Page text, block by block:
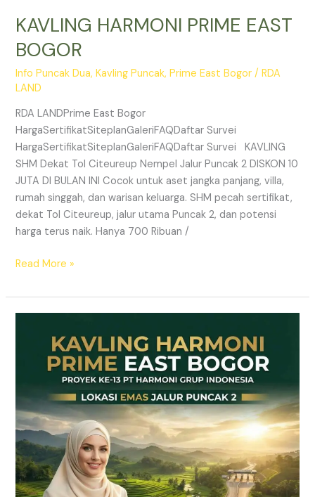
KAVLING HARMONI PRIME EAST
BOGOR
Info Puncak Dua,Kavling Puncak,Prime East Bogor /RDA
LAND
RDA LANDPrime East Bogor
HargaSertifikatSiteplanGaleriFAQDaftar Survei
HargaSertifikatSiteplanGaleriFAQDaftar Survei KAVLING
SHM Dekat Tol Citeureup Nempel Jalur Puncak 2 DISKON 10
JUTA DI BULAN INI Cocok untuk aset jangka panjang, villa,
rumah singgah, dan warisan keluarga. SHM pecah sertifikat,
dekat Tol Citeureup, jalur utama Puncak 2, dan potensi
harga terus naik. Hanya 700 Ribuan /
Read More »
Citeureup
Prime
East
Bogor
Jalur
Wisata